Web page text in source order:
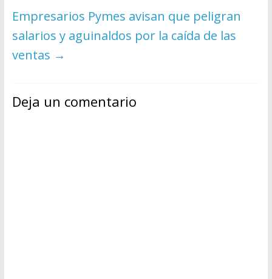
Empresarios Pymes avisan que peligran
salarios y aguinaldos por la caída de las
ventas →
Deja un comentario